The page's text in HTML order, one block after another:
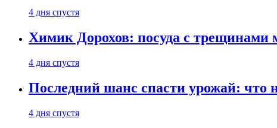
4 дня спустя
Химик Дорохов: посуда с трещинами
4 дня спустя
Последний шанс спасти урожай: что
4 дня спустя